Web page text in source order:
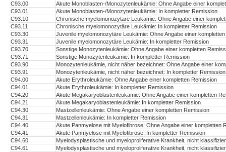
C93.00
Akute Monoblasten-/Monozytenleukämie: Ohne Angabe einer
C93.01
Akute Monoblasten-/Monozytenleukämie: In kompletter Remission
C93.10
Chronische myelomonozytäre Leukämie: Ohne Angabe einer
C93.11
Chronische myelomonozytäre Leukämie: In kompletter Remission
C93.30
Juvenile myelomonozytäre Leukämie: Ohne Angabe einer
C93.31
Juvenile myelomonozytäre Leukämie: In kompletter Remission
C93.70
Sonstige Monozytenleukämie: Ohne Angabe einer kompletten
C93.71
Sonstige Monozytenleukämie: In kompletter Remission
C93.90
Monozytenleukämie, nicht näher bezeichnet: Ohne Angabe einer
C93.91
Monozytenleukämie, nicht näher bezeichnet: In kompletter Remission
C94.00
Akute Erythroleukämie: Ohne Angabe einer kompletten Remission
C94.01
Akute Erythroleukämie: In kompletter Remission
C94.20
Akute Megakaryoblastenleukämie: Ohne Angabe einer kompletten
C94.21
Akute Megakaryoblastenleukämie: In kompletter Remission
C94.30
Mastzellenleukämie: Ohne Angabe einer kompletten Remission
C94.31
Mastzellenleukämie: In kompletter Remission
C94.40
Akute Panmyelose mit Myelofibrose: Ohne Angabe einer kompletten
C94.41
Akute Panmyelose mit Myelofibrose: In kompletter Remission
C94.60
Myelodysplastische und myeloproliferative Krankheit, nicht
C94.61
Myelodysplastische und myeloproliferative Krankheit, nicht